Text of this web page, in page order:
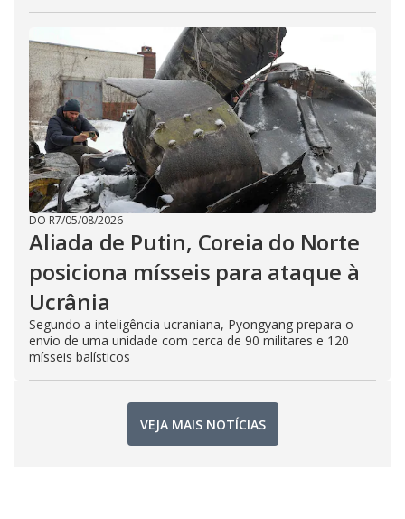
DO R7/05/08/2026
Aliada de Putin, Coreia do Norte
posiciona mísseis para ataque à
Ucrânia
Segundo a inteligência ucraniana, Pyongyang prepara o
envio de uma unidade com cerca de 90 militares e 120
mísseis balísticos
VEJA MAIS NOTÍCIAS